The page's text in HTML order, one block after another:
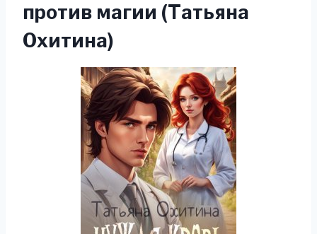
против магии (Татьяна
Охитина)